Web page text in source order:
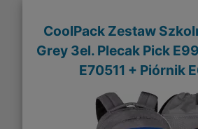
CoolPack Zestaw
Grey 3el. Plecak Pick
E70511 + Piórnik